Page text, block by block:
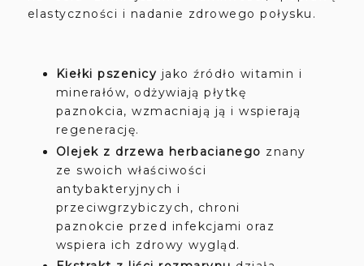
elastyczności i nadanie zdrowego połysku.
Kiełki pszenicy jako źródło witamin i
minerałów, odżywiają płytkę
paznokcia, wzmacniają ją i wspierają
regenerację.
Olejek z drzewa herbacianego znany
ze swoich właściwości
antybakteryjnych i
przeciwgrzybiczych, chroni
paznokcie przed infekcjami oraz
wspiera ich zdrowy wygląd.